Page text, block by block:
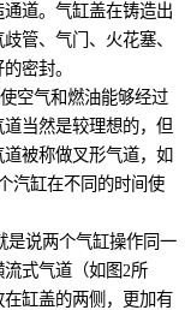
道。气缸盖在铸造出
管、气门、火花塞、
密封。
空气和燃油能够经过
当然是较理想的，但
被称做叉形气道，如
汽缸在不同的时间使
说两个气缸操作同一
式气道（如图2所
缸盖的两侧，更加有